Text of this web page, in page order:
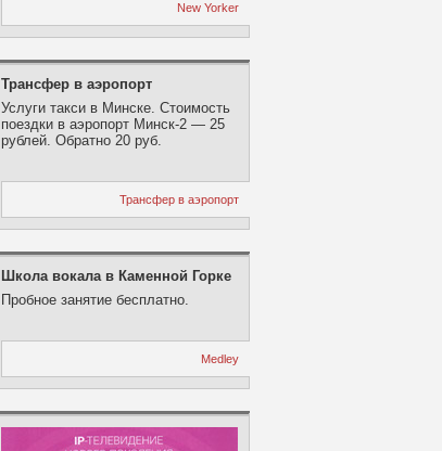
New Yorker
Трансфер в аэропорт
Услуги такси в Минске. Стоимость
поездки в аэропорт Минск-2 — 25
рублей. Обратно 20 руб.
Трансфер в аэропорт
Школа вокала в Каменной Горке
Пробное занятие бесплатно.
Medley